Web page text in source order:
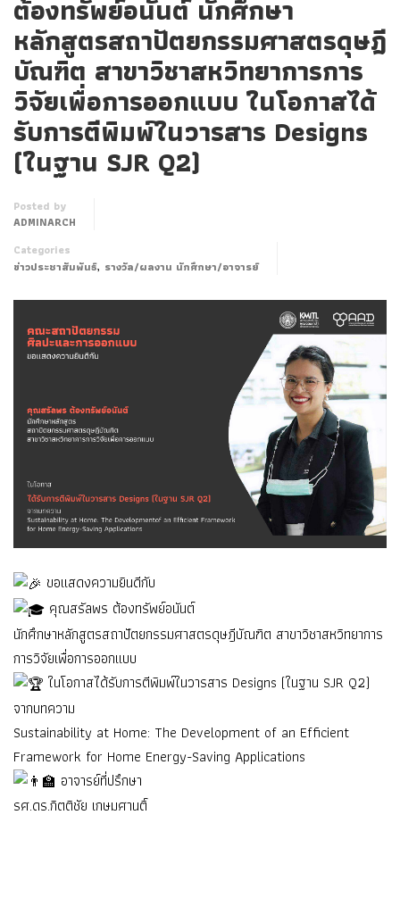
ต้องทรัพย์อนันต์ นักศึกษา
หลักสูตรสถาปัตยกรรมศาสตรดุษฎี
บัณฑิต สาขาวิชาสหวิทยาการการ
วิจัยเพื่อการออกแบบ ในโอกาสได้
รับการตีพิมพ์ในวารสาร Designs
(ในฐาน SJR Q2)
Posted by
ADMINARCH
Categories
ข่าวประชาสัมพันธ์, รางวัล/ผลงาน นักศึกษา/อาจารย์
ขอแสดงความยินดีกับ
คุณสรัลพร ต้องทรัพย์อนันต์
นักศึกษาหลักสูตรสถาปัตยกรรมศาสตรดุษฎีบัณฑิต สาขาวิชาสหวิทยาการ
การวิจัยเพื่อการออกแบบ
ในโอกาสได้รับการตีพิมพ์ในวารสาร Designs (ในฐาน SJR Q2)
จากบทความ
Sustainability at Home: The Development of an Efficient
Framework for Home Energy-Saving Applications
อาจารย์ที่ปรึกษา
รศ.ดร.กิตติชัย เกษมศานติ์